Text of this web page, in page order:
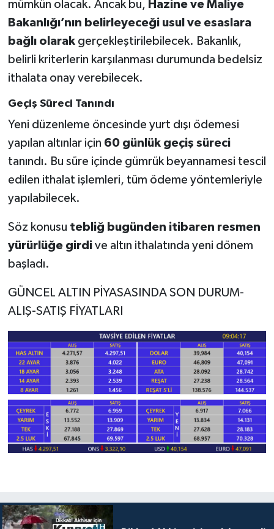
mümkün olacak. Ancak bu, Hazine ve Maliye
Bakanlığı’nın belirleyeceği usul ve esaslara
bağlı olarakgerçekleştirilebilecek. Bakanlık,
belirli kriterlerin karşılanması durumunda bedelsiz
ithalata onay verebilecek.
Geçiş Süreci Tanındı
Yeni düzenleme öncesinde yurt dışı ödemesi
yapılan altınlar için 60 günlük geçiş süreci
tanındı. Bu süre içinde gümrük beyannamesi tescil
edilen ithalat işlemleri, tüm ödeme yöntemleriyle
yapılabilecek.
Söz konusu tebliğ bugünden itibaren resmen
yürürlüğe girdive altın ithalatında yeni dönem
başladı.
GÜNCEL ALTIN PİYASASINDA SON DURUM-
ALIŞ-SATIŞ FİYATLARI